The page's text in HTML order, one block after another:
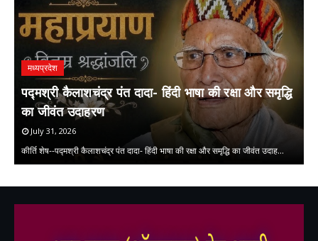
मध्यप्रदेश
पद्मश्री कैलाशचंद्र पंत दादा- हिंदी भाषा की रक्षा और समृद्धि
का जीवंत उदाहरण
July 31, 2026
कीर्ति शेष--पद्मश्री कैलाशचंद्र पंत दादा- हिंदी भाषा की रक्षा और समृद्धि का जीवंत उदाह…